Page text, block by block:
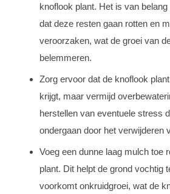
knoflook plant. Het is van
dat deze resten gaan rotten en
veroorzaken, wat de groei van
belemmeren.
Zorg ervoor dat de knoflook
krijgt, maar vermijd
herstellen van eventuele stress
ondergaan door het verwijderen
Voeg een dunne laag mulch toe
plant. Dit helpt de grond vochtig
voorkomt onkruidgroei, wat de